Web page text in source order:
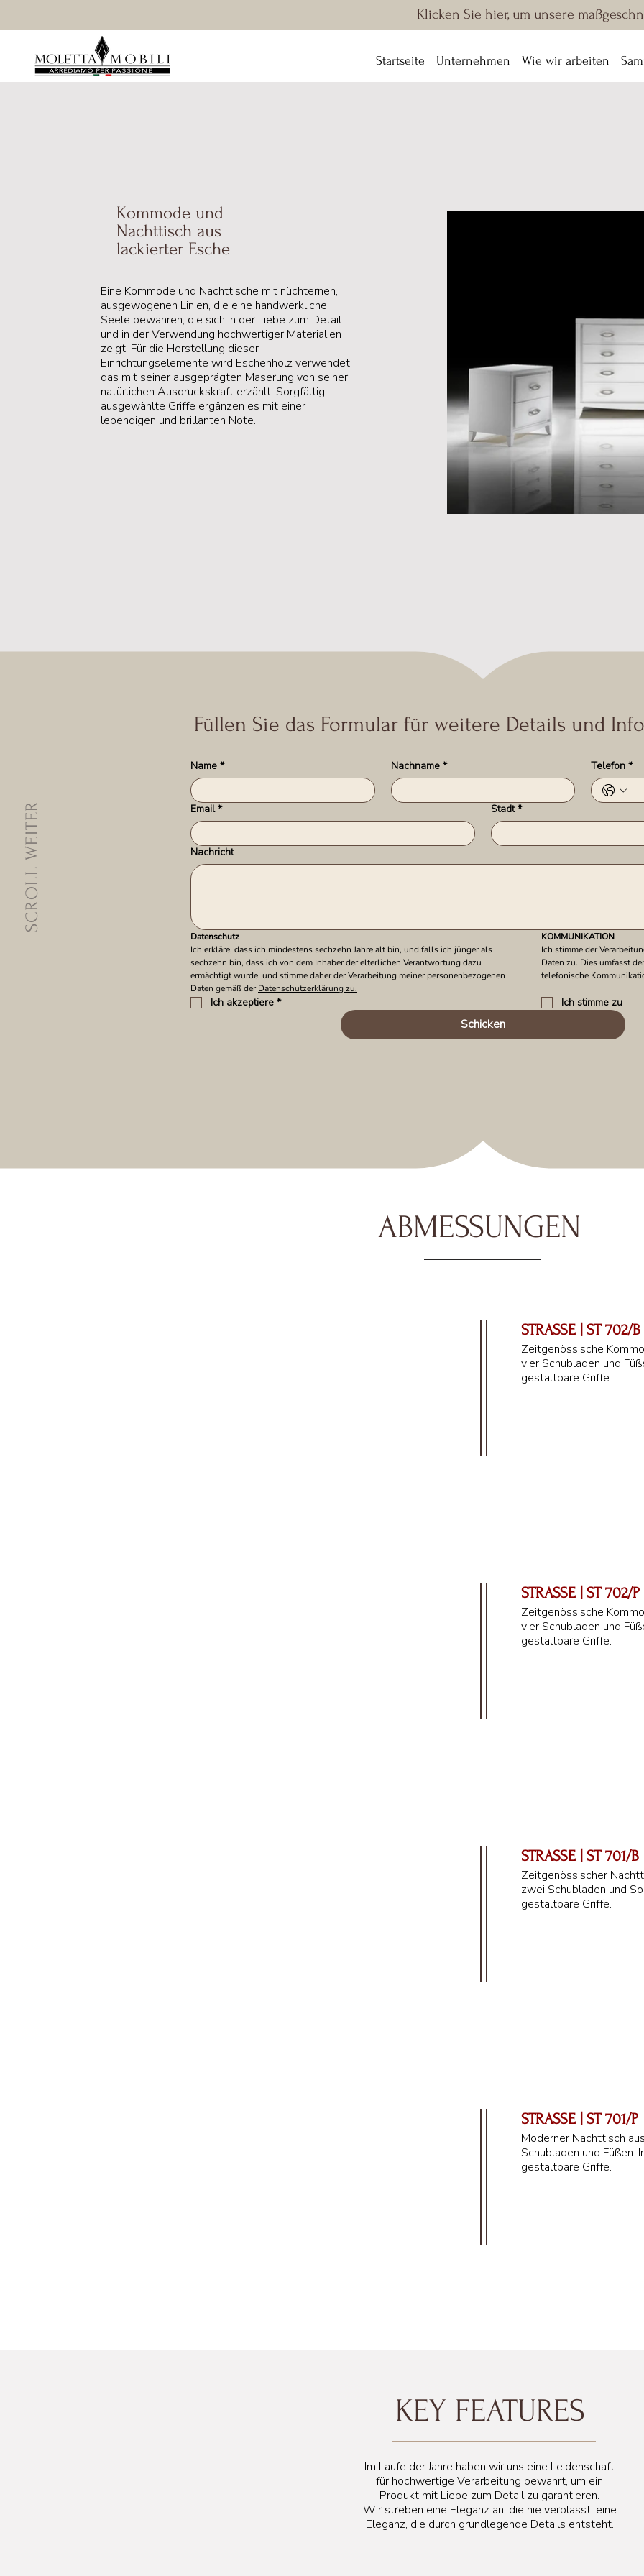
Klicken Sie hier, um unsere
Startseite Unternehmen Wie wir arbeiten
Kommode und
Nachttisch aus
lackierter Esche
Eine Kommode und Nachttische mit nüchternen,
ausgewogenen Linien, die eine handwerkliche
Seele bewahren, die sich in der Liebe zum Detail
und in der Verwendung hochwertiger Materialien
zeigt. Für die Herstellung dieser
Einrichtungselemente wird Eschenholz verwendet,
das mit seiner ausgeprägten Maserung von seiner
natürlichen Ausdruckskraft erzählt. Sorgfältig
ausgewählte Griffe ergänzen es mit einer
lebendigen und brillanten Note.
SCROLL WEITER
Füllen Sie das Formular für weitere Details und
Name * Nachname * Telefon *
Email * Stadt *
Nachricht
Datenschutz
Ich erkläre, dass ich mindestens sechzehn Jahre alt bin, und falls ich jünger als
sechzehn bin, dass ich von dem Inhaber der elterlichen Verantwortung dazu
ermächtigt wurde, und stimme daher der Verarbeitung meiner personenbezogenen
Daten gemäß der Datenschutzerklärung zu.
KOMMUNIKATION
Ich stimme der
Daten zu. Dies umfasst
telefonische
Ich akzeptiere * Ich stimme zu
Schicken
ABMESSUNGEN
STRASSE | ST 702/B
Zeitgenössische
vier Schubladen und
gestaltbare Griffe.
STRASSE | ST 702/P
Zeitgenössische
vier Schubladen und
gestaltbare Griffe.
STRASSE | ST 701/B
Zeitgenössischer
zwei Schubladen und
gestaltbare Griffe.
STRASSE | ST 701/P
Moderner Nachttisch
Schubladen und Füßen.
gestaltbare Griffe.
KEY FEATURES
Im Laufe der Jahre haben wir uns eine Leidenschaft
für hochwertige Verarbeitung bewahrt, um ein
Produkt mit Liebe zum Detail zu garantieren.
Wir streben eine Eleganz an, die nie verblasst, eine
Eleganz, die durch grundlegende Details entsteht.